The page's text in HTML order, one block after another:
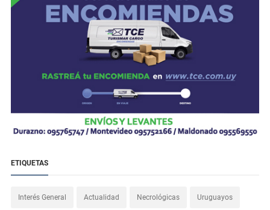
ETIQUETAS
Interés General Actualidad Necrológicas Uruguayos